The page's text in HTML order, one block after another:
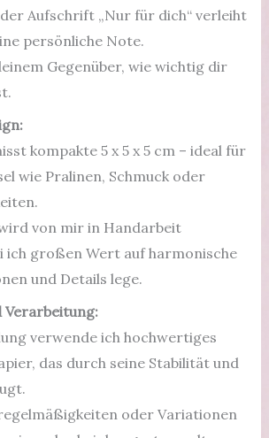
Aufschrift „Nur für dich“ verleiht
persönliche Note.
Gegenüber, wie wichtig dir
kompakte 5 x 5 x 5 cm – ideal für
wie Pralinen, Schmuck oder
von mir in Handarbeit
ich großen Wert auf harmonische
und Details lege.
verwende ich hochwertiges
das durch seine Stabilität und
oder Variationen